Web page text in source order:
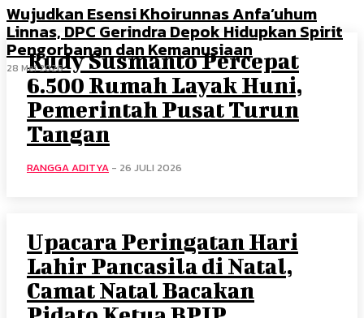
Wujudkan Esensi Khoirunnas Anfa’uhum
Linnas, DPC Gerindra Depok Hidupkan Spirit
Pengorbanan dan Kemanusiaan
28 Mei 2026
Rudy Susmanto Percepat
6.500 Rumah Layak Huni,
Pemerintah Pusat Turun
Tangan
RANGGA ADITYA - 26 JULI 2026
Upacara Peringatan Hari
Lahir Pancasila di Natal,
Camat Natal Bacakan